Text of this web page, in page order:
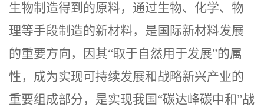
生物制造得到的原料，通过生物、化学、物
理等手段制造的新材料，是国际新材料发展
的重要方向，因其“取于自然用于发展”的属
性，成为实现可持续发展和战略新兴产业的
重要组成部分，是实现我国“碳达峰碳中和”战